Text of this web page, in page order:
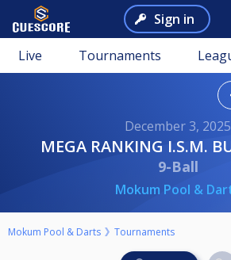
Sign in
Live Tournaments
December 3, 2025
MEGA RANKING I.S.M.
9-Ball
Mokum Pool &
Mokum Pool & Darts Tournaments